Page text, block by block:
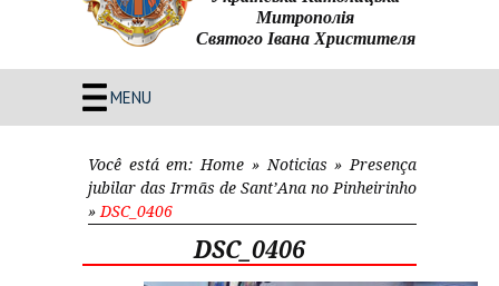
Митрополія
Святого Івана Христителя
MENU
Você está em: Home » Noticias » Presença
jubilar das Irmãs de Sant’Ana no Pinheirinho
» DSC_0406
DSC_0406